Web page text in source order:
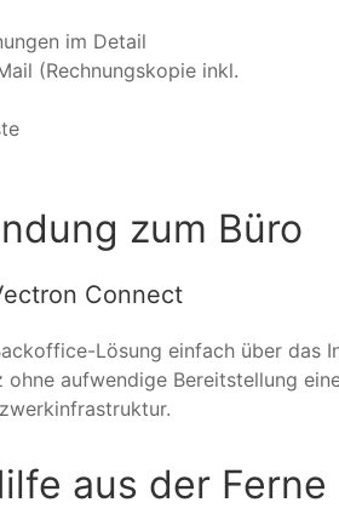
im Detail
(Rechnungskopie inkl.
zum Büro
Connect
Lösung einfach über das
ohne aufwendige Bereitstellung
aus der Ferne